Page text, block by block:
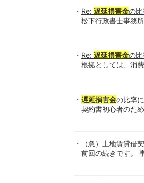
Re: 遅延損害金の
松下行政書士事務
Re: 遅延損害金の
根拠としては、消
遅延損害金の比率
契約書初心者のた
（急）土地賃貸借
前回の続きです。